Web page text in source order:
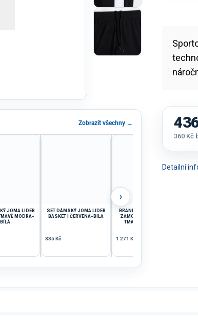
Zobrazit všechny →
JOMA LIDER
MODRÁ-
BÍLÁ
SET DÁMSKÝ JOMA LIDER
BASKET | ČERVENÁ-BÍLÁ
835 Kč
BRANKÁŘSKÝ SET JOMA
ZAMORA XI | ČERVENÁ-
TMAVĚ MODRÁ | D/R
1 271 Kč
›
Detailní
360 Kč